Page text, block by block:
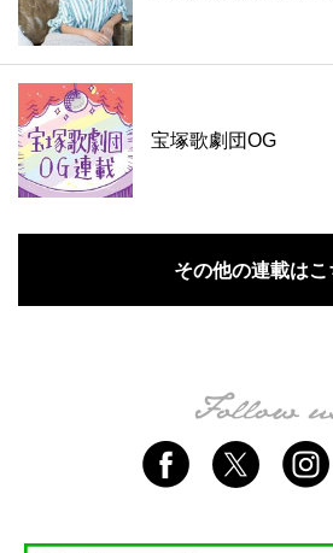
宝塚歌劇団OG
その他の連載はこ